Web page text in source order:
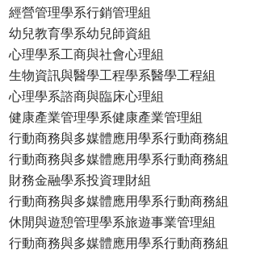
經營管理學系行銷管理組
幼兒教育學系幼兒師資組
心理學系工商與社會心理組
生物資訊與醫學工程學系醫學工程組
心理學系諮商與臨床心理組
健康產業管理學系健康產業管理組
行動商務與多媒體應用學系行動商務組
行動商務與多媒體應用學系行動商務組
財務金融學系投資理財組
行動商務與多媒體應用學系行動商務組
休閒與遊憩管理學系旅遊事業管理組
行動商務與多媒體應用學系行動商務組